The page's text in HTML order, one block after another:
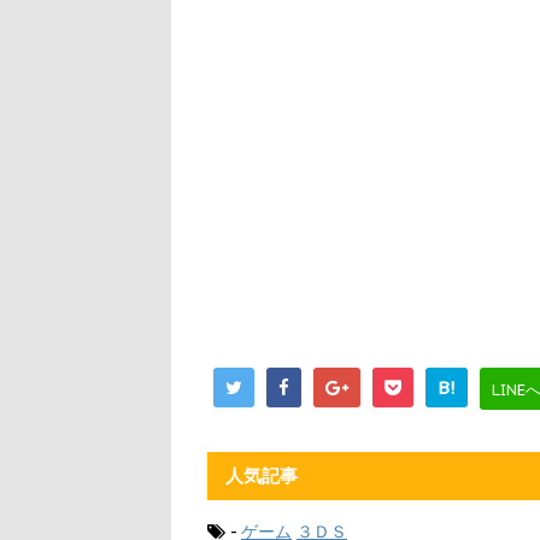
B! LINE
人気記事
- ゲーム ３ＤＳ